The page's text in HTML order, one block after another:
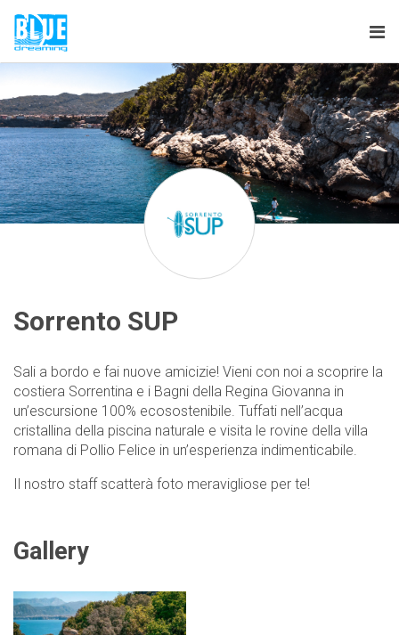
Sorrento SUP
Sali a bordo e fai nuove amicizie! Vieni con noi a scoprire la
costiera Sorrentina e i Bagni della Regina Giovanna in
un’escursione 100% ecosostenibile. Tuffati nell’acqua
cristallina della piscina naturale e visita le rovine della villa
romana di Pollio Felice in un’esperienza indimenticabile.
Il nostro staff scatterà foto meravigliose per te!
Gallery